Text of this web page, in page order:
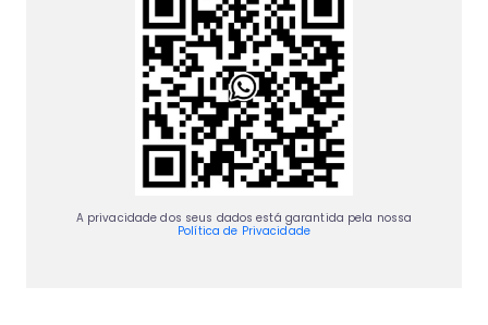
A privacidade dos seus dados está garantida pela nossa
Política de Privacidade